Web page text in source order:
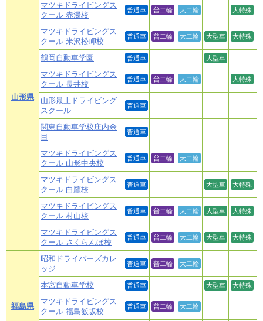
山形県
マツキドライビングス
クール 赤湯校
普通車 普二輪 大二輪 大特殊
マツキドライビングス
クール 米沢松岬校
普通車 普二輪 大二輪 大型車 大特殊
鶴岡自動車学園 普通車 大型車
マツキドライビングス
クール 長井校
普通車 普二輪 大二輪 大特殊
山形最上ドライビング
スクール
普通車
関東自動車学校庄内余
目
普通車
マツキドライビングス
クール 山形中央校
普通車 普二輪 大二輪
マツキドライビングス
クール 白鷹校
普通車 大型車 大特殊
マツキドライビングス
クール 村山校
普通車 普二輪 大二輪 大型車 大特殊
マツキドライビングス
クール さくらんぼ校
普通車 普二輪 大二輪 大型車 大特殊
福島県
昭和ドライバーズカレ
ッジ
普通車 普二輪 大二輪
本宮自動車学校 普通車 大型車 大特殊
マツキドライビングス
クール 福島飯坂校
普通車 普二輪 大二輪